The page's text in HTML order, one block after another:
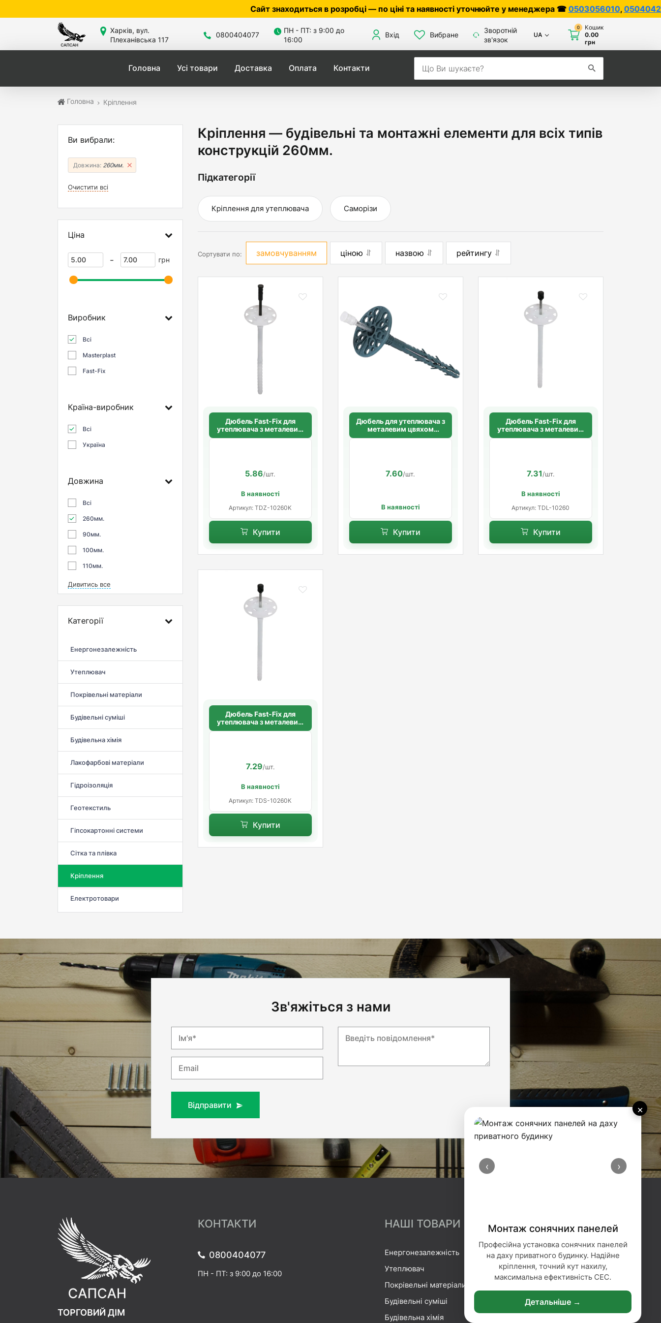
Сайт знаходиться в розробці — по ціні та наявності уточнюйте у менеджера ☎0503056010,0504042070
×
‹ ›
Монтаж сонячних панелей
Професійна установка сонячних панелей
на даху приватного будинку. Надійне
кріплення, точний кут нахилу,
максимальна ефективність СЕС.
Детальніше →
Харків, вул.
Плеханівська 117
0800404077
ПН - ПТ: з 9:00 до
16:00
Вхід Вибране
Зворотній
зв'язок
UA
0
Кошик
0.00
грн
Головна Усі товари Доставка Оплата Контакти
Головна Кріплення
Ви вибрали:
Довжина: 260мм.
Очистити всі
Ціна
- грн
Виробник
Всі
Masterplast
Fast-Fix
Країна-виробник
Всі
Україна
Довжина
Всі
260мм.
90мм.
100мм.
110мм.
Дивитись все
Категорії
Енергонезалежність
Утеплювач
Покрівельні матеріали
Будівельні суміші
Будівельна хімія
Лакофарбові матеріали
Гідроізоляція
Геотекстиль
Гіпсокартонні системи
Сітка та плівка
Кріплення
Електротовари
Кріплення — будівельні та монтажні елементи для всіх типів
конструкцій 260мм.
Підкатегорії
Кріплення для утеплювача Саморізи
Сортувати по: замовчуванням ціною назвою рейтингу
Дюбель Fast-Fix для
утеплювача з металевим
цвяхом без
5.86/шт.
В наявності
Артикул: TDZ-10260K
Купити
Дюбель для утеплювача з
металевим цвяхом
10х260мм. з подовженою
7.60/шт.
В наявності
Купити
Дюбель Fast-Fix для
утеплювача з металевим
цвяхом 10х260 мм. довга
7.31/шт.
В наявності
Артикул: TDL-10260
Купити
Дюбель Fast-Fix для
утеплювача з металевим
цвяхом 10х260 мм.
7.29/шт.
В наявності
Артикул: TDS-10260К
Купити
Зв'яжіться з нами
Ім'я*
Email
Введіть повідомлення*
Відправити
ТОРГОВИЙ ДІМ
КОНТАКТИ
0800404077
ПН - ПТ: з 9:00 до 16:00
НАШІ ТОВАРИ
Енергонезалежність
Утеплювач
Покрівельні матеріали
Будівельні суміші
Будівельна хімія
Гідроізоляція
Геотекстиль
Сітка та плівка